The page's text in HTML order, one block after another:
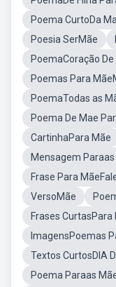
Poema CurtoDa
Poesia SerMãe
PoemaCoração De
Poemas Para
PoemaTodas as
Poema De Mae
CartinhaPara Mãe
Mensagem
Frase Para
VersoMãe
Frases CurtasPara
ImagensPoemas
Textos CurtosDIA
Poema Paraas